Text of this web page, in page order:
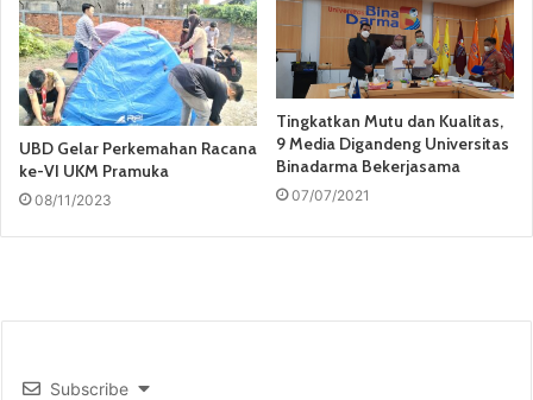
UBD Gelar Perkemahan Racana
ke-VI UKM Pramuka
08/11/2023
Tingkatkan Mutu dan Kualitas,
9 Media Digandeng Universitas
Binadarma Bekerjasama
07/07/2021
Subscribe